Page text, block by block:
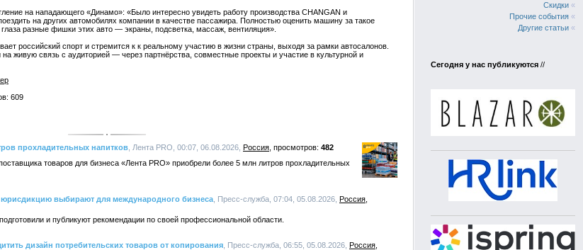
на нападающего «Динамо»: «Было интересно увидеть работу производства CHANGAN и
на других автомобилях компании в качестве пассажира. Полностью оценить машину за такое
разные фишки этих авто — экраны, подсветка, массаж, вентиляция».
российский спорт и стремится к к реальному участию в жизни страны, выходя за рамки автосалонов.
на живую связь с аудиторией — через партнёрства, совместные проекты и участие в культурной и
609
прохладительных напитков , Лента PRO, 00:07, 06.08.2026, Россия
482
товаров для бизнеса «Лента PRO» приобрели более 5 млн литров прохладительных
юрисдикцию выбирают для международного бизнеса , Пресс-служба, 07:04, 05.08.2026, Россия
и публикуют рекомендации по своей профессиональной области.
дизайн потребительских товаров от копирования , Пресс-служба, 06:55, 05.08.2026, Россия
Скидки «
Прочие события «
Другие статьи «
Сегодня у нас публикуются //